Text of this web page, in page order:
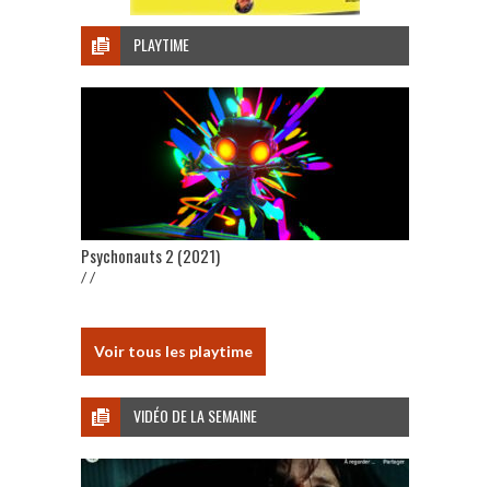
PLAYTIME
Psychonauts 2 (2021)
/ /
Voir tous les playtime
VIDÉO DE LA SEMAINE